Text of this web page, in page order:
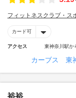
フィットネスクラブ・ス
カード可
アクセス 東神奈川駅か
カーブス 東
裕裕